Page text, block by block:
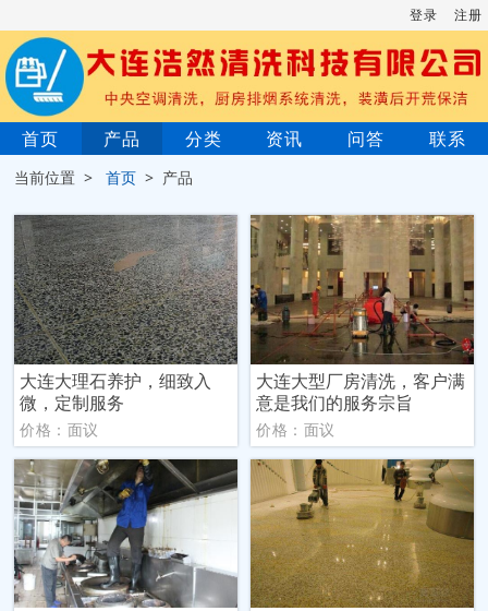
登录 注册
首页 产品 分类 资讯 问答 联系
当前位置 >首页 > 产品
大连大理石养护，细致入
微，定制服务
价格：面议
大连大型厂房清洗，客户满
意是我们的服务宗旨
价格：面议